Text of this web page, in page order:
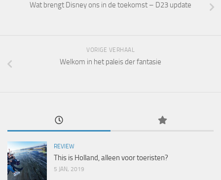
Wat brengt Disney ons in de toekomst – D23 update
VORIGE VERHAAL
Welkom in het paleis der fantasie
REVIEW
This is Holland, alleen voor toeristen?
5 JAN, 2019